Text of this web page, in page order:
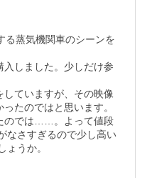
る蒸気機関車のシーンを
しました。少しだけ参
ていますが、その映像
たのではと思います。
のでは……。よって値段
なさすぎるので少し高い
ょうか。